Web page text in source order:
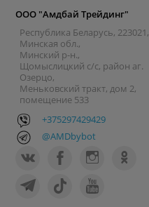
ООО "Амдбай Трейдинг"
Республика Беларусь, 223021,
Минская обл.,
Минский р-н.,
Щомыслицкий с/с, район аг.
Озерцо,
Меньковский тракт, дом 2,
помещение 533
+375297429429
@AMDbybot